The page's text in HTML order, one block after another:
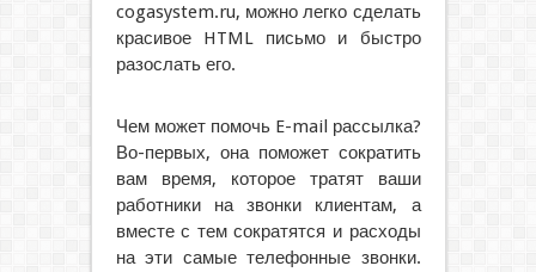
cogasystem.ru, можно легко сделать
красивое HTML письмо и быстро
разослать его.
Чем может помочь E-mail рассылка?
Во-первых, она поможет сократить
вам время, которое тратят ваши
работники на звонки клиентам, а
вместе с тем сократятся и расходы
на эти самые телефонные звонки.